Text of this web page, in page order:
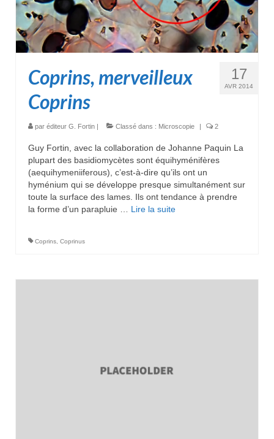
17
AVR 2014
Coprins, merveilleux
Coprins
par éditeur G. Fortin Classé dans : Microscopie 2
Guy Fortin, avec la collaboration de Johanne Paquin La
plupart des basidiomycètes sont équihyménifères
(aequihymeniiferous), c’est-à-dire qu’ils ont un
hyménium qui se développe presque simultanément sur
toute la surface des lames. Ils ont tendance à prendre
la forme d’un parapluie … Lire la suite­­
Coprins, Coprinus